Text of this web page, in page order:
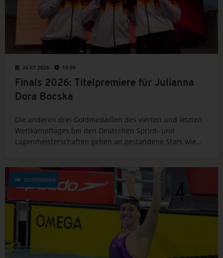
26.07.2026 19:50
Finals 2026: Titelpremiere für Julianna
Dora Bocska
Die anderen drei Goldmedaillen des vierten und letzten
Wettkampftages bei den Deutschen Sprint- und
Lagenmeisterschaften gehen an gestandene Stars wie
SCHWIMMEN